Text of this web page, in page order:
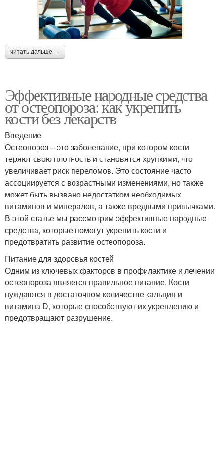
читать дальше →
Эффективные народные средства
от остеопороза: как укрепить
кости без лекарств
Введение
Остеопороз – это заболевание, при котором кости
теряют свою плотность и становятся хрупкими, что
увеличивает риск переломов. Это состояние часто
ассоциируется с возрастными изменениями, но также
может быть вызвано недостатком необходимых
витаминов и минералов, а также вредными привычками.
В этой статье мы рассмотрим эффективные народные
средства, которые помогут укрепить кости и
предотвратить развитие остеопороза.
Питание для здоровья костей
Одним из ключевых факторов в профилактике и лечении
остеопороза является правильное питание. Кости
нуждаются в достаточном количестве кальция и
витамина D, которые способствуют их укреплению и
предотвращают разрушение.